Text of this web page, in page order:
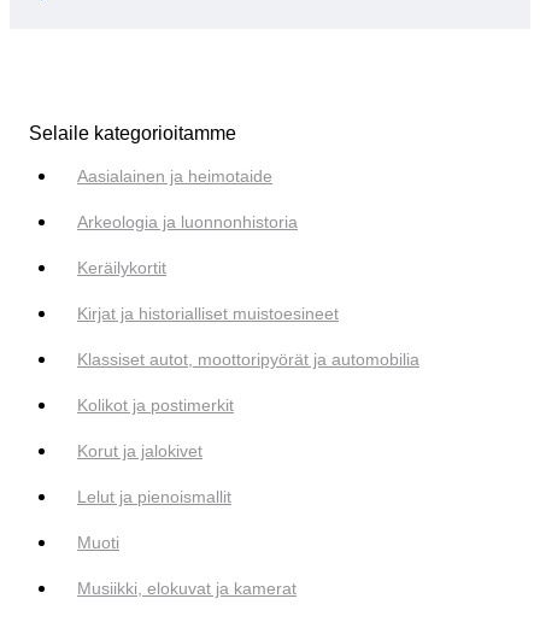
Selaile kategorioitamme
Aasialainen ja heimotaide
Arkeologia ja luonnonhistoria
Keräilykortit
Kirjat ja historialliset muistoesineet
Klassiset autot, moottoripyörät ja automobilia
Kolikot ja postimerkit
Korut ja jalokivet
Lelut ja pienoismallit
Muoti
Musiikki, elokuvat ja kamerat